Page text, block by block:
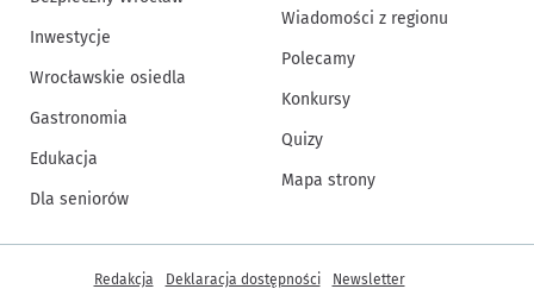
Inwestycje
Wrocławskie osiedla
Gastronomia
Edukacja
Dla seniorów
Wiadomości z regionu
Polecamy
Konkursy
Quizy
Mapa strony
Inne informacje
Redakcja Deklaracja dostępności Newsletter